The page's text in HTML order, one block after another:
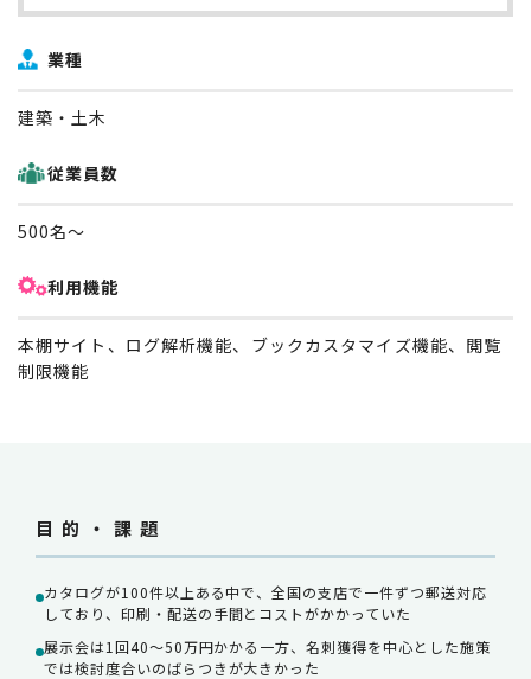
業種
建築・土木
従業員数
500名～
利用機能
本棚サイト、ログ解析機能、ブックカスタマイズ機能、閲覧
制限機能
目的・課題
カタログが100件以上ある中で、全国の支店で一件ずつ郵送対応
しており、印刷・配送の手間とコストがかかっていた
展示会は1回40〜50万円かかる一方、名刺獲得を中心とした施策
では検討度合いのばらつきが大きかった